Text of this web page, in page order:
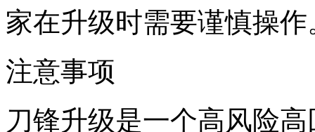
家在升级时需要谨慎操作
注意事项
刀锋升级是一个高风险